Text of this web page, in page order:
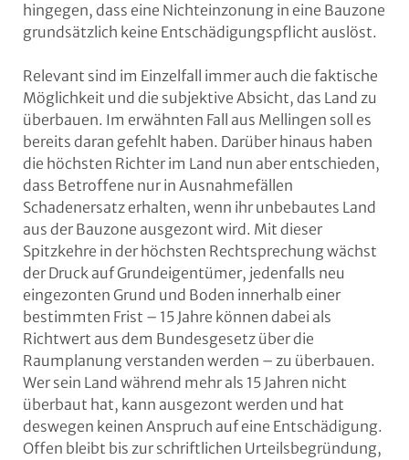
hingegen, dass eine Nichteinzonung in eine Bauzone
grundsätzlich keine Entschädigungspflicht auslöst.
Relevant sind im Einzelfall immer auch die faktische
Möglichkeit und die subjektive Absicht, das Land zu
überbauen. Im erwähnten Fall aus Mellingen soll es
bereits daran gefehlt haben. Darüber hinaus haben
die höchsten Richter im Land nun aber entschieden,
dass Betroffene nur in Ausnahmefällen
Schadenersatz erhalten, wenn ihr unbebautes Land
aus der Bauzone ausgezont wird. Mit dieser
Spitzkehre in der höchsten Rechtsprechung wächst
der Druck auf Grundeigentümer, jedenfalls neu
eingezonten Grund und Boden innerhalb einer
bestimmten Frist – 15 Jahre können dabei als
Richtwert aus dem Bundesgesetz über die
Raumplanung verstanden werden – zu überbauen.
Wer sein Land während mehr als 15 Jahren nicht
überbaut hat, kann ausgezont werden und hat
deswegen keinen Anspruch auf eine Entschädigung.
Offen bleibt bis zur schriftlichen Urteilsbegründung,